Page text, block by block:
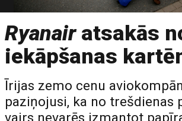
Ryanairatsakās
iekāpšanas
Īrijas zemo cenu
paziņojusi, ka no trešdienas
vairs nevarēs izmantot